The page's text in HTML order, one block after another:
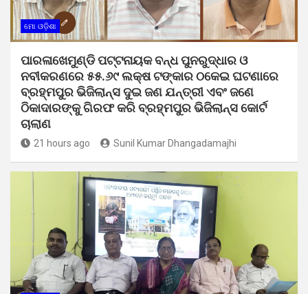
ମୋ ଓଡ଼ିଶା
ପାରଳାଖେମୁଣ୍ଡି ପଟ୍ଟନାୟକ ବନ୍ଧ ପୁନରୁଦ୍ଧାର ଓ
ନବୀକରଣରେ ୫୫.୬୯ ଲକ୍ଷ ଟଙ୍କାର ଠକେଇ ଘଟଣାରେ
ବ୍ରହ୍ମପୁର ଭିଜିଲାନ୍ସ ଦୁଇ ଜଣ ଯନ୍ତ୍ରୀ ଏବଂ ଜଣେ
ଠିକାଦାରଙ୍କୁ ଗିରଫ କରି ବ୍ରହ୍ମପୁର ଭିଜିଲାନ୍ସ କୋର୍ଟ
ଚାଲାଣ
21 hours ago Sunil Kumar Dhangadamajhi